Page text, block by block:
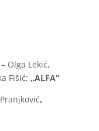
Olga Lekić,
Fišić; „ALFA“
,